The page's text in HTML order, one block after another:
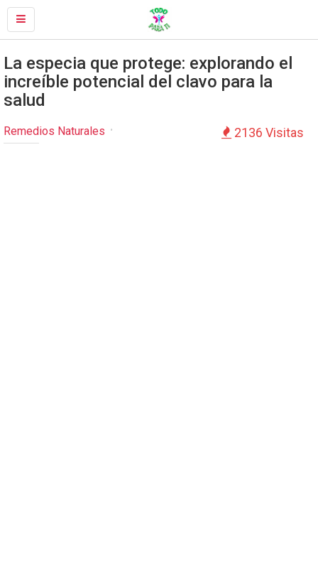
La especia que protege: explorando el
increíble potencial del clavo para la
salud
Remedios Naturales 2136 Visitas